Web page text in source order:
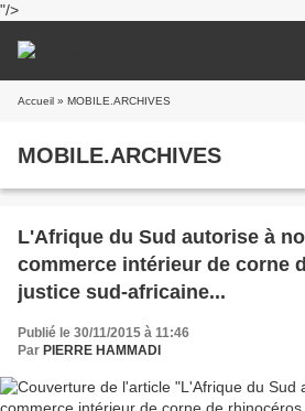
"/>
Accueil » MOBILE.ARCHIVES
MOBILE.ARCHIVES
L'Afrique du Sud autorise à
commerce intérieur de corne
justice sud-africaine...
Publié le 30/11/2015 à 11:46
Par PIERRE HAMMADI